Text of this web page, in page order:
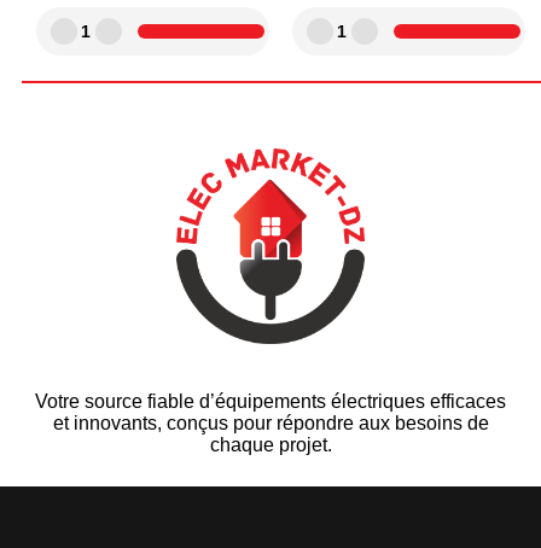
1 1
Votre source fiable d’équipements électriques efficaces
et innovants, conçus pour répondre aux besoins de
chaque projet.